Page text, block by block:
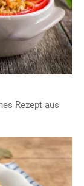
Rezept aus